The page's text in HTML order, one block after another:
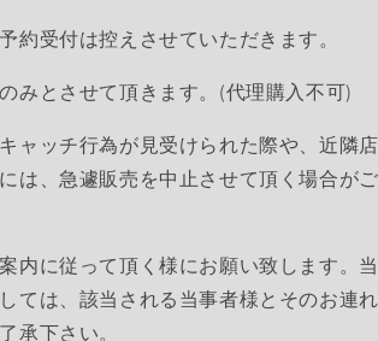
受付は控えさせていただきます。
みとさせて頂きます。(代理購入不可)
ャッチ行為が見受けられた際や、近隣
は、急遽販売を中止させて頂く場合が
内に従って頂く様にお願い致します。
ては、該当される当事者様とそのお連
承下さい。